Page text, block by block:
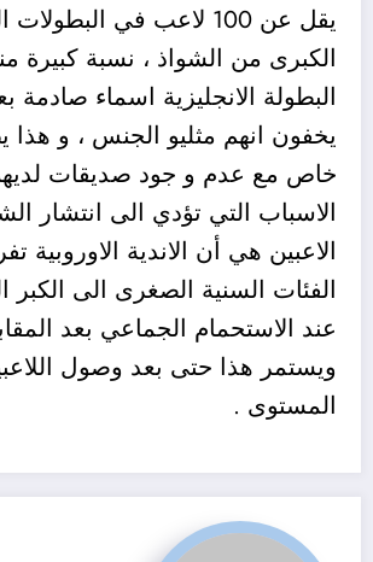
يقل عن 100 لاعب في
الكبرى من الشواذ ، نسبة كبيرة
البطولة الانجليزية اسماء صادمة
يخفون انهم مثليو الجنس ، و
خاص مع عدم و جود صديقات
الاسباب التي تؤدي الى انتشار
الاعبين هي أن الاندية
الفئات السنية الصغرى الى الكبر
عند الاستحمام الجماعي بعد
ويستمر هذا حتى بعد وصول
المستوى .